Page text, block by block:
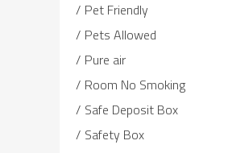
Pet Friendly
Pets Allowed
Pure air
Room No Smoking
Safe Deposit Box
Safety Box